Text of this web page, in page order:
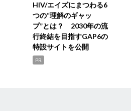
HIV/エイズにまつわる6
つの“理解のギャッ
プ”とは？ 2030年の流
行終結を目指すGAP6の
特設サイトを公開
PR